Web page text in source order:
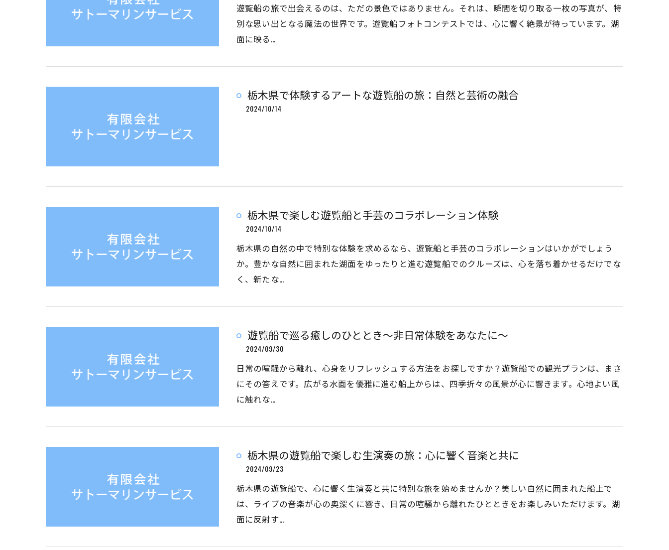
遊覧船の旅で出会えるのは、ただの景色ではありません。それは、瞬間を切り取る一枚の写真が、特
別な思い出となる魔法の世界です。遊覧船フォトコンテストでは、心に響く絶景が待っています。湖
面に映る…
栃木県で体験するアートな遊覧船の旅：自然と芸術の融合
2024/10/14
栃木県で楽しむ遊覧船と手芸のコラボレーション体験
2024/10/14
栃木県の自然の中で特別な体験を求めるなら、遊覧船と手芸のコラボレーションはいかがでしょう
か。豊かな自然に囲まれた湖面をゆったりと進む遊覧船でのクルーズは、心を落ち着かせるだけでな
く、新たな…
遊覧船で巡る癒しのひととき〜非日常体験をあなたに〜
2024/09/30
日常の喧騒から離れ、心身をリフレッシュする方法をお探しですか？遊覧船での観光プランは、まさ
にその答えです。広がる水面を優雅に進む船上からは、四季折々の風景が心に響きます。心地よい風
に触れな…
栃木県の遊覧船で楽しむ生演奏の旅：心に響く音楽と共に
2024/09/23
栃木県の遊覧船で、心に響く生演奏と共に特別な旅を始めませんか？美しい自然に囲まれた船上で
は、ライブの音楽が心の奥深くに響き、日常の喧騒から離れたひとときをお楽しみいただけます。湖
面に反射す…